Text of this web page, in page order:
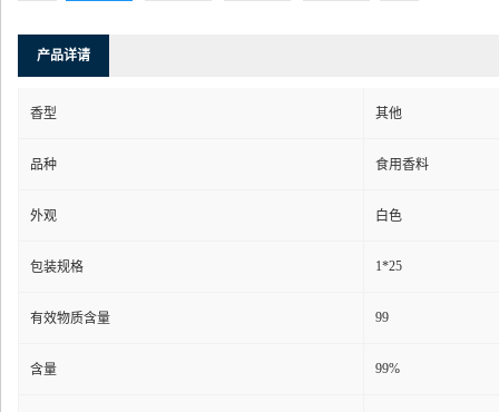
产品详请
香型 其他
品种 食用香料
外观 白色
包装规格 1*25
有效物质含量 99
含量 99%